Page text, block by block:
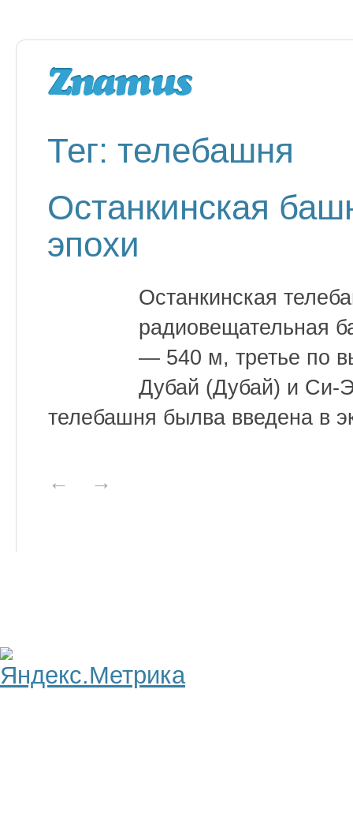
Тег: телебашня
Останкинская
эпохи
Останкинская
радиовещательная
— 540 м, третье по
Дубай (Дубай) и Си-
телебашня былва введена в
← →